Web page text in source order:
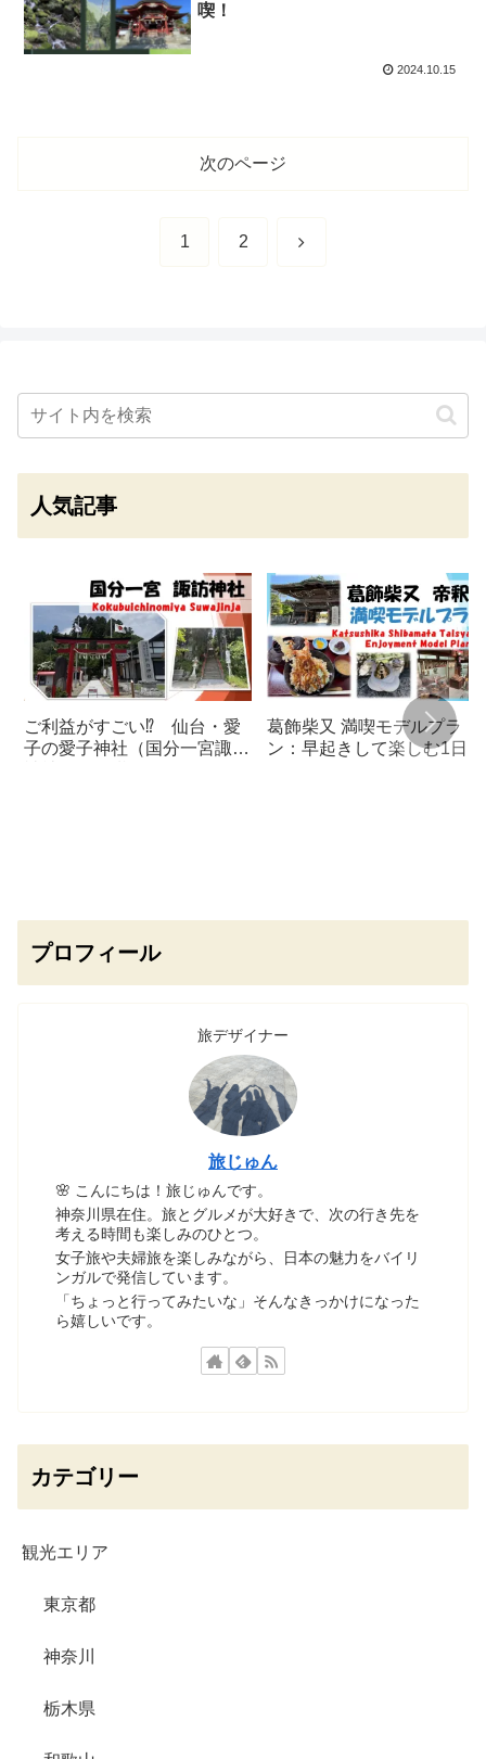
喫！
2024.10.15
次のページ
1 2 次
人気記事
ご利益がすごい⁉ 仙台・愛
子の愛子神社（国分一宮諏訪
葛飾柴又 満喫モデルプラ
ン：早起きして楽しむ1日コ
プロフィール
旅デザイナー
旅じゅん
🌸 こんにちは！旅じゅんです。
神奈川県在住。旅とグルメが大好きで、次の行き先を
考える時間も楽しみのひとつ。
女子旅や夫婦旅を楽しみながら、日本の魅力をバイリ
ンガルで発信しています。
「ちょっと行ってみたいな」そんなきっかけになった
ら嬉しいです。
カテゴリー
観光エリア
東京都
神奈川
栃木県